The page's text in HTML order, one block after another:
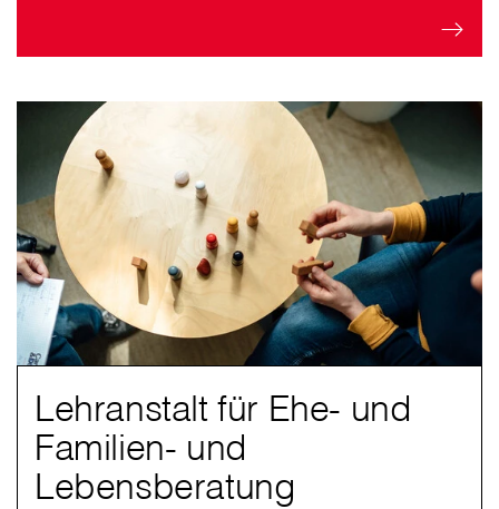
Lehranstalt für Ehe- und
Familien- und
Lebensberatung